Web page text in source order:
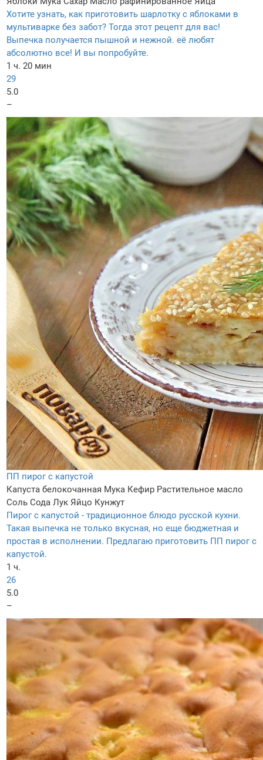
Хотите узнать, как приготовить шарлотку с яблоками в
мультиварке без забот? Тогда этот рецепт для вас!
Выпечка получается пышной и нежной. её любят
абсолютно все! И вы попробуйте.
1 ч. 20 мин
29
5.0
–
ПП пирог с капустой
Капуста белокочанная Мука Кефир Растительное масло
Соль Сода Лук Яйцо Кунжут
Пирог с капустой - традиционное блюдо русской кухни.
Такая выпечка не только вкусная, но еще бюджетная и
простая в исполнении. Предлагаю приготовить ПП пирог с
капустой.
1 ч.
26
5.0
–